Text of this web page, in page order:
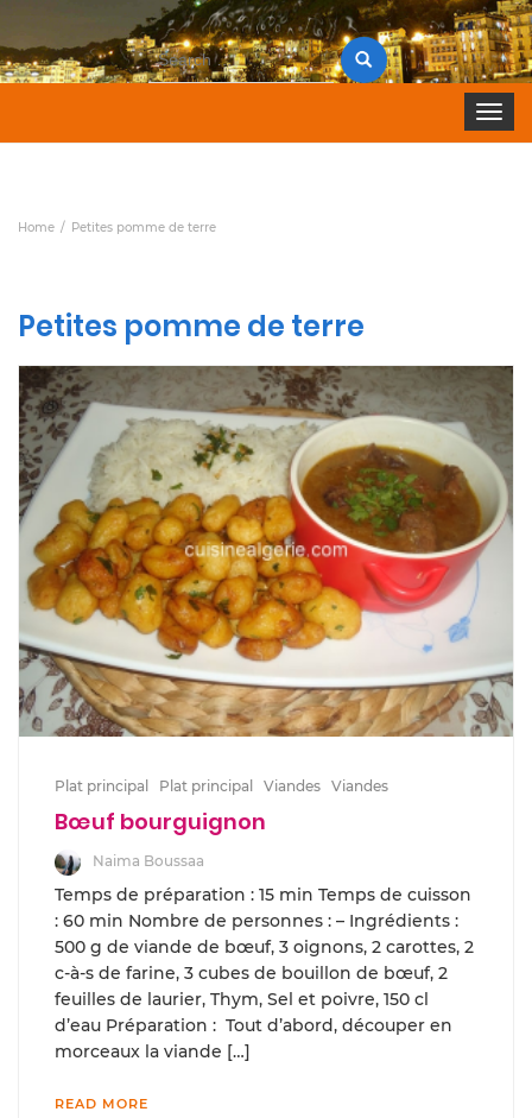
Search
for:
Toggle
Home Petites pomme de terre
Petites pomme de terre
Plat principal Plat principal Viandes Viandes
Bœuf bourguignon
Naima Boussaa
Temps de préparation : 15 min Temps de cuisson
: 60 min Nombre de personnes : – Ingrédients :
500 g de viande de bœuf, 3 oignons, 2 carottes, 2
c-à-s de farine, 3 cubes de bouillon de bœuf, 2
feuilles de laurier, Thym, Sel et poivre, 150 cl
d’eau Préparation : Tout d’abord, découper en
morceaux la viande […]
READ MORE